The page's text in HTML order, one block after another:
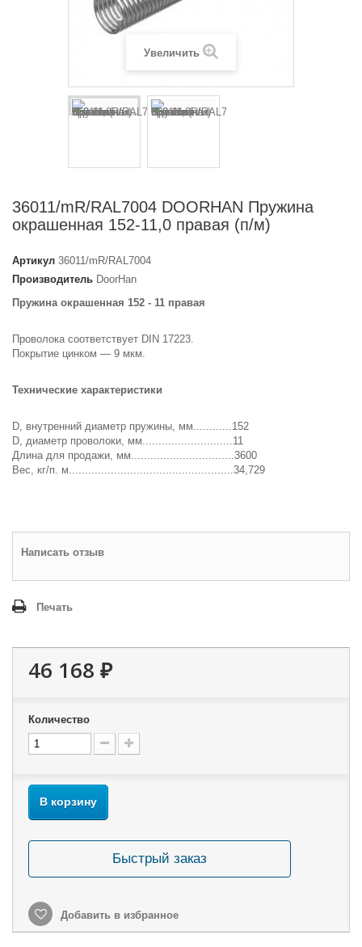
Увеличить
36011/mR/RAL7004 DOORHAN Пружина
окрашенная 152-11,0 правая (п/м)
Артикул 36011/mR/RAL7004
Производитель DoorHan
Пружина окрашенная 152 - 11 правая
Проволока соответствует DIN 17223.
Покрытие цинком — 9 мкм.
Технические характеристики
D, внутренний диаметр пружины, мм............152
D, диаметр проволоки, мм............................11
Длина для продажи, мм................................3600
Вес, кг/п. м...................................................34,729
Написать отзыв
Печать
46 168 ₽
Количество
В корзину
Быстрый заказ
Добавить в избранное